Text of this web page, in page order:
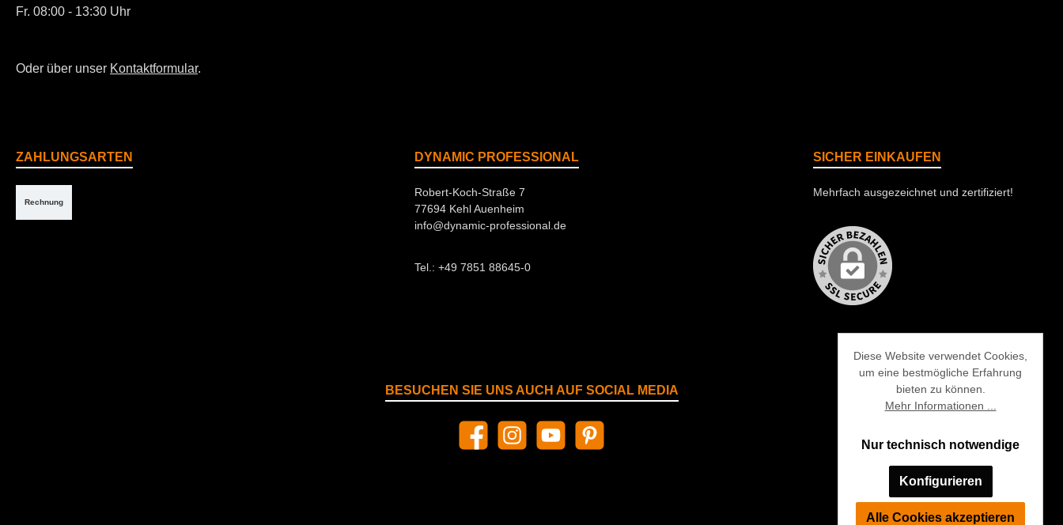
Fr. 08:00 - 13:30 Uhr
Oder über unser Kontaktformular.
ZAHLUNGSARTEN
Rechnung
DYNAMIC PROFESSIONAL
Robert-Koch-Straße 7
77694 Kehl Auenheim
info@dynamic-professional.de
Tel.: +49 7851 88645-0
SICHER EINKAUFEN
Mehrfach ausgezeichnet und zertifiziert!
BESUCHEN SIE UNS AUCH AUF SOCIAL MEDIA
FacebookInstagramYouTube Pinterest
Diese Website verwendet Cookies,
um eine bestmögliche Erfahrung
bieten zu können.
Mehr Informationen ...
Nur technisch notwendige
Konfigurieren
Alle Cookies akzeptieren